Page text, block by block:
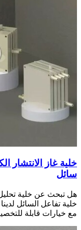
خلية غاز الانتشار
سائل
هل تبحث عن خلية تحليل
خلية تفاعل السائل
مع خيارات قابلة